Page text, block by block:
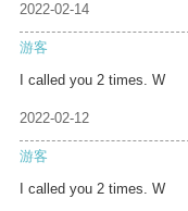
2022-02-14
游客
I called you 2 times. W
2022-02-12
游客
I called you 2 times. W